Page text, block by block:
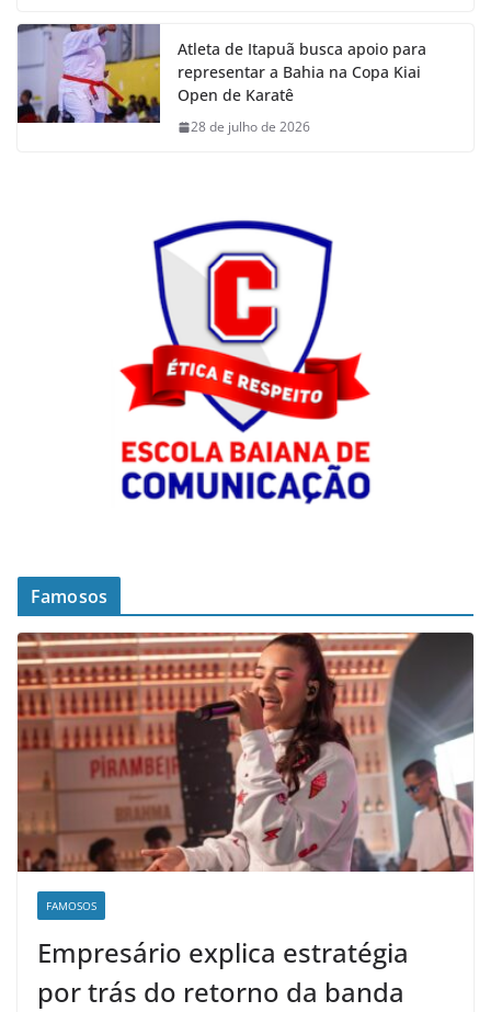
Atleta de Itapuã busca apoio para
representar a Bahia na Copa Kiai
Open de Karatê
28 de julho de 2026
Famosos
FAMOSOS
Empresário explica estratégia
por trás do retorno da banda